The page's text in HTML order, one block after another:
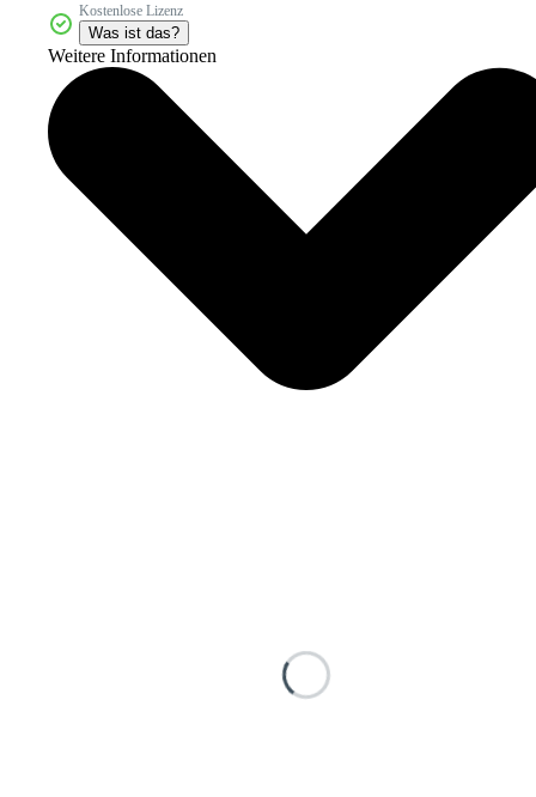
Kostenlose Lizenz
Was ist das?
Weitere Informationen